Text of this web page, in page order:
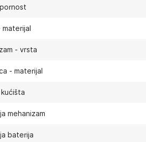
materijal
- vrsta
- materijal
mehanizam
baterija